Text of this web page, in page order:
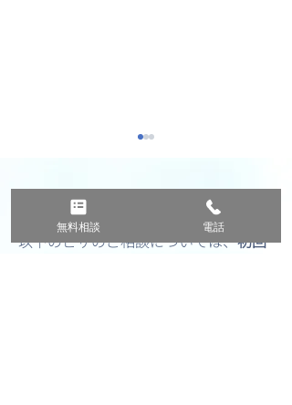
以下のビザのご相談については、初回
無料相談 電話